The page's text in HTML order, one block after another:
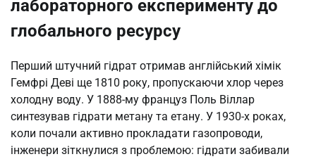
лабораторного експерименту до
глобального ресурсу
Перший штучний гідрат отримав англійський хімік
Гемфрі Деві ще 1810 року, пропускаючи хлор через
холодну воду. У 1888-му француз Поль Віллар
синтезував гідрати метану та етану. У 1930-х роках,
коли почали активно прокладати газопроводи,
інженери зіткнулися з проблемою: гідрати забивали